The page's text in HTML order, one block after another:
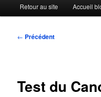
principal
Retour au site Accueil
Navigation
← Précédent
Test du